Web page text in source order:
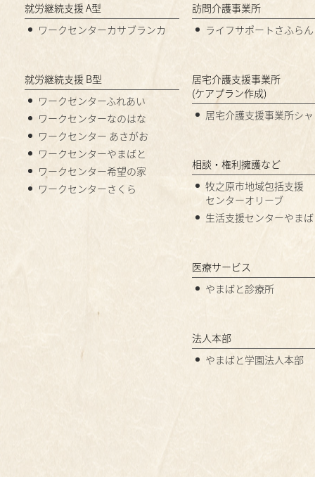
就労継続支援 A型
ワークセンターカサブランカ
就労継続支援 B型
ワークセンターふれあい
ワークセンターなのはな
ワークセンター あさがお
ワークセンターやまばと
ワークセンター希望の家
ワークセンターさくら
訪問介護事業所
ライフサポートさふらん
居宅介護支援事業所
(ケアプラン作成)
居宅介護支援事業所シ
相談・権利擁護など
牧之原市地域包括支援
センターオリーブ
生活支援センターやま
医療サービス
やまばと診療所
法人本部
やまばと学園法人本部